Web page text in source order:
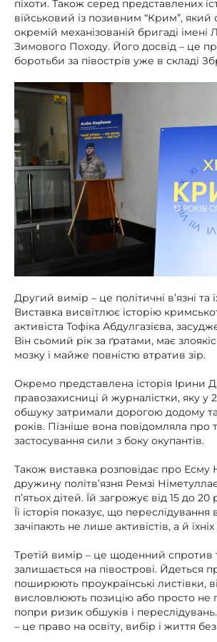
піхоти. Також серед представлених
військовий із позивним “Крим”, який
окремій механізованій бригаді імені
Зимового Походу. Його досвід – це
боротьби за півострів уже в складі
Другий вимір – це політичні в’язні та
Виставка висвітлює історію
активіста Тофіка Абдулгазієва,
Він сьомий рік за ґратами, має
мозку і майже повністю втратив зір.
Окремо представлена історія Ірини
правозахисниці й журналістки, яку у
обшуку затримали дорогою додому
років. Пізніше вона повідомляла про
застосування сили з боку окупантів.
Також виставка розповідає про Есму
дружину політв’язня Ремзі
п’ятьох дітей. Їй загрожує від 15 до 20
Її історія показує, що
зачіпають не лише активістів, а й
Третій вимір – це щоденний спротив
залишається на півострові. Йдеться
поширюють проукраїнські листівки,
висловлюють позицію або просто не
попри ризик обшуків і
– це право на освіту, вибір і життя